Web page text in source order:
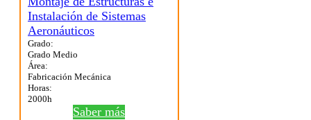
Grado:
Grado Medio
Área:
Fabricación Mecánica
Horas:
2000h
Saber más